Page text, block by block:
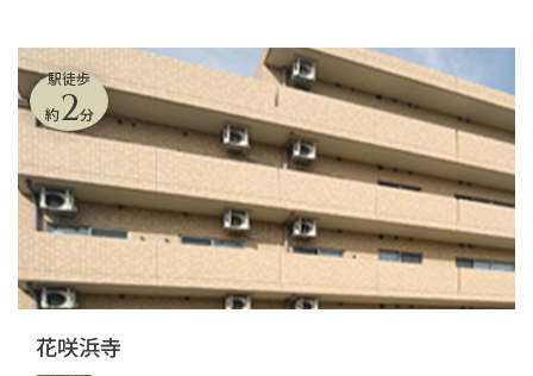
駅徒歩
約2分
花咲浜寺